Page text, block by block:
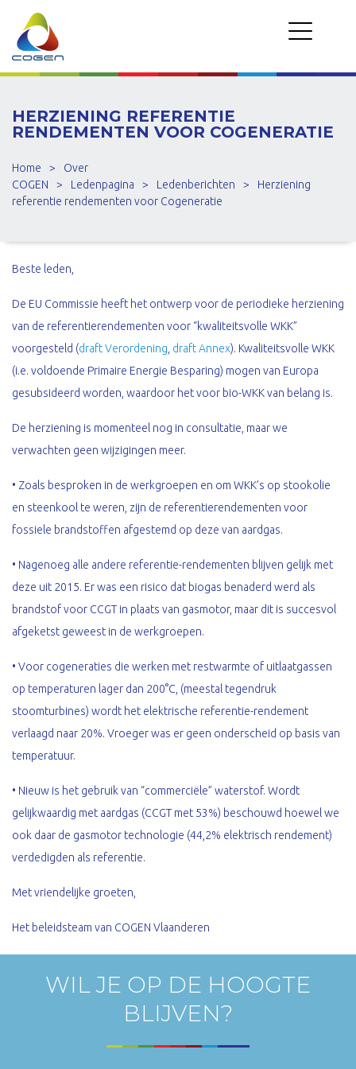
HERZIENING REFERENTIE
RENDEMENTEN VOOR COGENERATIE
Home >
Over
COGEN
> Ledenpagina > Ledenberichten >
Herziening
referentie rendementen voor Cogeneratie
Beste leden,
De EU Commissie heeft het ontwerp voor de periodieke herziening
van de referentierendementen voor “kwaliteitsvolle WKK”
voorgesteld (draft Verordening draft Annex). Kwaliteitsvolle WKK
(i.e. voldoende Primaire Energie Besparing) mogen van Europa
gesubsideerd worden, waardoor het voor bio-WKK van belang is.
De herziening is momenteel nog in consultatie, maar we
verwachten geen wijzigingen meer.
• Zoals besproken in de werkgroepen en om WKK’s op stookolie
en steenkool te weren, zijn de referentierendementen voor
fossiele brandstoffen afgestemd op deze van aardgas.
• Nagenoeg alle andere referentie-rendementen blijven gelijk met
deze uit 2015. Er was een risico dat biogas benaderd werd als
brandstof voor CCGT in plaats van gasmotor, maar dit is succesvol
afgeketst geweest in de werkgroepen.
• Voor cogeneraties die werken met restwarmte of uitlaatgassen
op temperaturen lager dan 200°C, (meestal tegendruk
stoomturbines) wordt het elektrische referentie-rendement
verlaagd naar 20%. Vroeger was er geen onderscheid op basis van
temperatuur.
• Nieuw is het gebruik van “commerciële” waterstof. Wordt
gelijkwaardig met aardgas (CCGT met 53%) beschouwd hoewel we
ook daar de gasmotor technologie (44,2% elektrisch rendement)
verdedigden als referentie.
Met vriendelijke groeten,
Het beleidsteam van COGEN Vlaanderen
WIL JE OP DE HOOGTE
BLIJVEN?